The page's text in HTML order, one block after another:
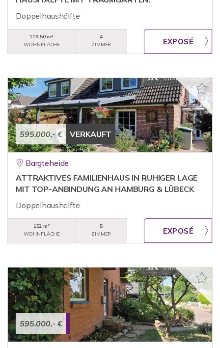
Doppelhaushälfte
119,50 m²
WOHNFLÄCHE
4
ZIMMER
595.000,- € VERKAUFT
Bargteheide
ATTRAKTIVES FAMILIENHAUS IN RUHIGER LAGE
MIT TOP-ANBINDUNG AN HAMBURG & LÜBECK
Doppelhaushälfte
152 m²
WOHNFLÄCHE
5
ZIMMER
595.000,- €